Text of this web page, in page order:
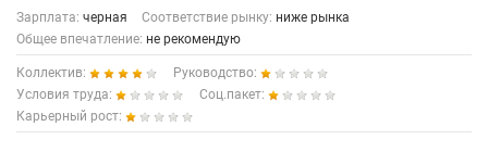
Зарплата: черная Соответствие рынку: ниже рынка
Общее впечатление: не рекомендую
Коллектив:
Руководство:
Условия труда:
Соц.пакет:
Карьерный рост: